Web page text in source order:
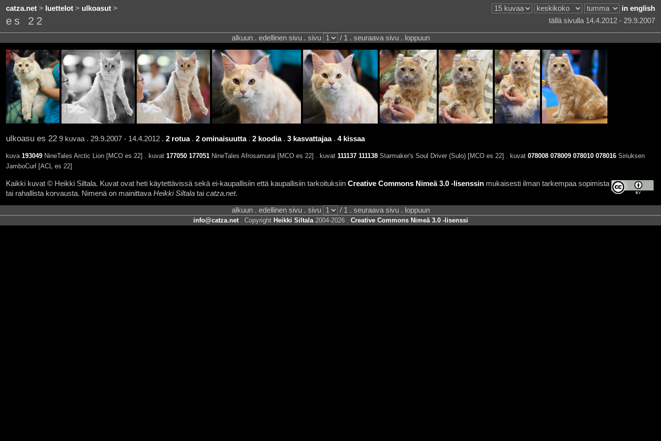
catza.net> luettelot> ulkoasut> in english
es 22 tällä sivulla 14.4.2012 - 29.9.2007
alkuun . edellinen sivu . sivu / 1 . seuraava sivu . loppuun
ulkoasu es 229 kuvaa . 29.9.2007 - 14.4.2012 . 2 rotua. 2 ominaisuutta. 2 koodia. 3 kasvattajaa. 4 kissaa
kuva 193049NineTales Arctic Lion [MCO es 22] . kuvat 177050 177051NineTales Afrosamurai [MCO es 22] . kuvat 111137 111138Starmaker's Soul Driver (Sulo) [MCO es 22] . kuvat 078008 078009 078010 078016Siriuksen
JamboCurl [ACL es 22]
Kaikki kuvat © Heikki Siltala. Kuvat ovat heti käytettävissä sekä ei-kaupallisiin että kaupallisiin tarkoituksiin Creative Commons Nimeä 3.0 -lisenssinmukaisesti ilman tarkempaa sopimista
tai rahallista korvausta. Nimenä on mainittava Heikki Siltalatai catza.net.
alkuun . edellinen sivu . sivu / 1 . seuraava sivu . loppuun
info@catza.net. Copyright Heikki Siltala2004-2026 . Creative Commons Nimeä 3.0 -lisenssi